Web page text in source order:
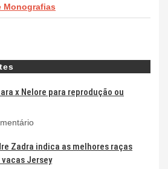
Monografias
x Nelore para reprodução ou
Zadra indica as melhores raças
Jersey